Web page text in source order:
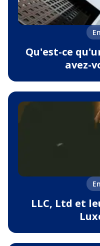
Qu'est-ce
avez-
LLC, Ltd et